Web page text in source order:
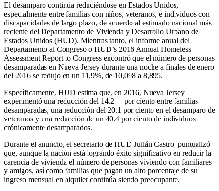
El desamparo continúa reduciéndose en Estados Unidos,
especialmente entre familias con niños, veteranos, e individuos con
discapacidades de largo plazo, de acuerdo al estimado nacional más
reciente del Departamento de Vivienda y Desarrollo Urbano de
Estados Unidos (HUD). Mientras tanto, el informe anual del
Departamento al Congreso o HUD’s 2016 Annual Homeless
Assessment Report to Congress encontró que el número de personas
desamparadas en Nueva Jersey durante una noche a finales de enero
del 2016 se redujo en un 11.9%, de 10,098 a 8,895.
Específicamente, HUD estima que, en 2016, Nueva Jersey
experimentó una reducción del 14.2 por ciento entre familias
desamparadas, una reducción del 20.1 por ciento en el desamparo de
veteranos y una reducción de un 40.4 por ciento de individuos
crónicamente desamparados.
Durante el anuncio, el secretario de HUD Julián Castro, puntualizó
que, aunque la nación está logrando éxito significativo en reducir la
carencia de vivienda el número de personas viviendo con familiares
y amigos, así como familias que pagan un alto porcentaje de su
ingreso mensual en alquiler continúa siendo preocupante.